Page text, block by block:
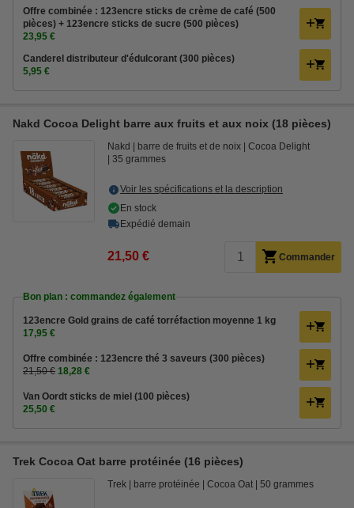
Offre combinée : 123encre sticks de crème de café (500
pièces) + 123encre sticks de sucre (500 pièces)
23,95 €
Canderel distributeur d'édulcorant (300 pièces)
5,95 €
Nakd Cocoa Delight barre aux fruits et aux noix (18 pièces)
Nakd barre de fruits et de noix
Cocoa Delight
35 grammes
Voir les spécifications et la description
En stock
Expédié demain
21,50 € Commander
Bon plan : commandez également
123encre Gold grains de café torréfaction moyenne 1 kg
17,95 €
Offre combinée : 123encre thé 3 saveurs (300 pièces)
21,50 € 18,28 €
Van Oordt sticks de miel (100 pièces)
25,50 €
Trek Cocoa Oat barre protéinée (16 pièces)
Trek barre protéinée Cocoa Oat 50 grammes